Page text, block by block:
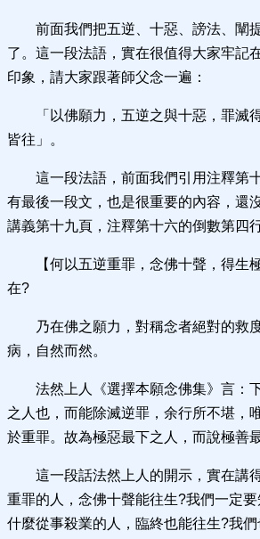
前面我們把五逆、十惡、謗法、闡
了。這一段法語，實在很值得大家牢記
印象，請大家跟著師父念一遍：
「以佛願力，五逆之與十惡，罪滅
皆往」。
這一段法語，前面我們引用注釋第
有最後一段文，也是很重要的內容，還
講義第十九頁，注釋第十六的倒數第四
【何以五逆重罪，念佛十聲，得生
在?
乃在佛之願力，對稱念者絕對的救
病，自然而然。
法然上人《選擇本願念佛集》言：
之人也，而能除滅逆罪，余行所不堪，
於重罪。故為極惡最下之人，而說極善
這一段話法然上人的開示，實在講
重罪的人，念佛十聲能往生?我們一定
什麼從事殺業的人，臨終也能往生?我